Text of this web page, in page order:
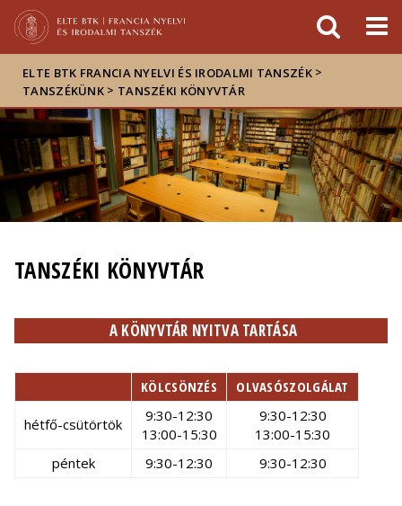
Hírek
Események
ELTE a
sajtóban
ELTE BTK FRANCIA NYELVI ÉS IRODALMI TANSZÉK >
TANSZÉKÜNK > TANSZÉKI KÖNYVTÁR
TANSZÉKI KÖNYVTÁR
A KÖNYVTÁR NYITVA TARTÁSA
KÖLCSÖNZÉS OLVASÓSZOLGÁLAT
hétfő-csütörtök
9:30-12:30
13:00-15:30
9:30-12:30
13:00-15:30
péntek
9:30-12:30 9:30-12:30